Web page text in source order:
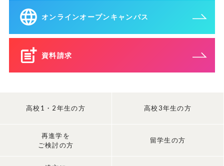
オンラインオープンキャンパス
資料請求
高校1・2年生の方 高校3年生の方
再進学を
ご検討の方
留学生の方